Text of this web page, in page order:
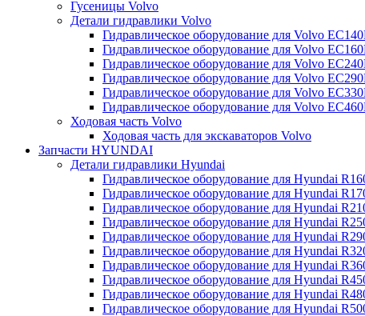
Гусеницы Volvo
Детали гидравлики Volvo
Гидравлическое оборудование для Volvo
Гидравлическое оборудование для Volvo
Гидравлическое оборудование для Volvo
Гидравлическое оборудование для Volvo
Гидравлическое оборудование для Volvo
Гидравлическое оборудование для Volvo
Ходовая часть Volvo
Ходовая часть для экскаваторов Volvo
Запчасти HYUNDAI
Детали гидравлики Hyundai
Гидравлическое оборудование для Hyundai
Гидравлическое оборудование для Hyundai
Гидравлическое оборудование для Hyundai
Гидравлическое оборудование для Hyundai
Гидравлическое оборудование для Hyundai
Гидравлическое оборудование для Hyundai
Гидравлическое оборудование для Hyundai
Гидравлическое оборудование для Hyundai
Гидравлическое оборудование для Hyundai
Гидравлическое оборудование для Hyundai